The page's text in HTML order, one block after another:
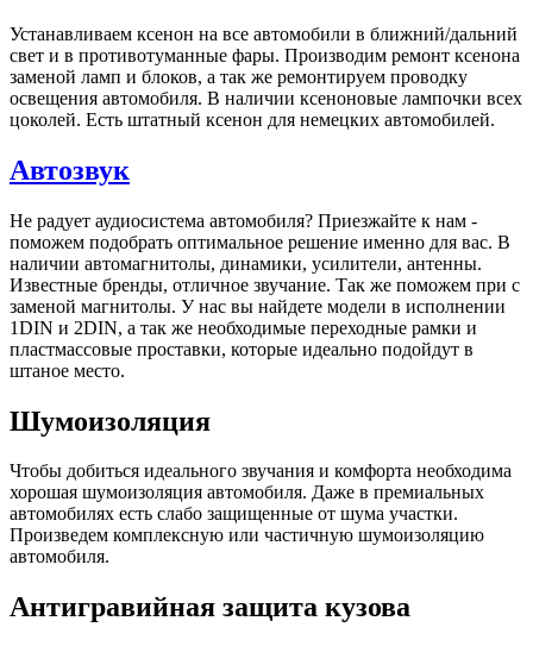
Устанавливаем ксенон на все автомобили в ближний/дальний
свет и в противотуманные фары. Производим ремонт ксенона
заменой ламп и блоков, а так же ремонтируем проводку
освещения автомобиля. В наличии ксеноновые лампочки всех
цоколей. Есть штатный ксенон для немецких автомобилей.
Автозвук
Не радует аудиосистема автомобиля? Приезжайте к нам -
поможем подобрать оптимальное решение именно для вас. В
наличии автомагнитолы, динамики, усилители, антенны.
Известные бренды, отличное звучание. Так же поможем при с
заменой магнитолы. У нас вы найдете модели в исполнении
1DIN и 2DIN, а так же необходимые переходные рамки и
пластмассовые проставки, которые идеально подойдут в
штаное место.
Шумоизоляция
Чтобы добиться идеального звучания и комфорта необходима
хорошая шумоизоляция автомобиля. Даже в премиальных
автомобилях есть слабо защищенные от шума участки.
Произведем комплексную или частичную шумоизоляцию
автомобиля.
Антигравийная защита кузова